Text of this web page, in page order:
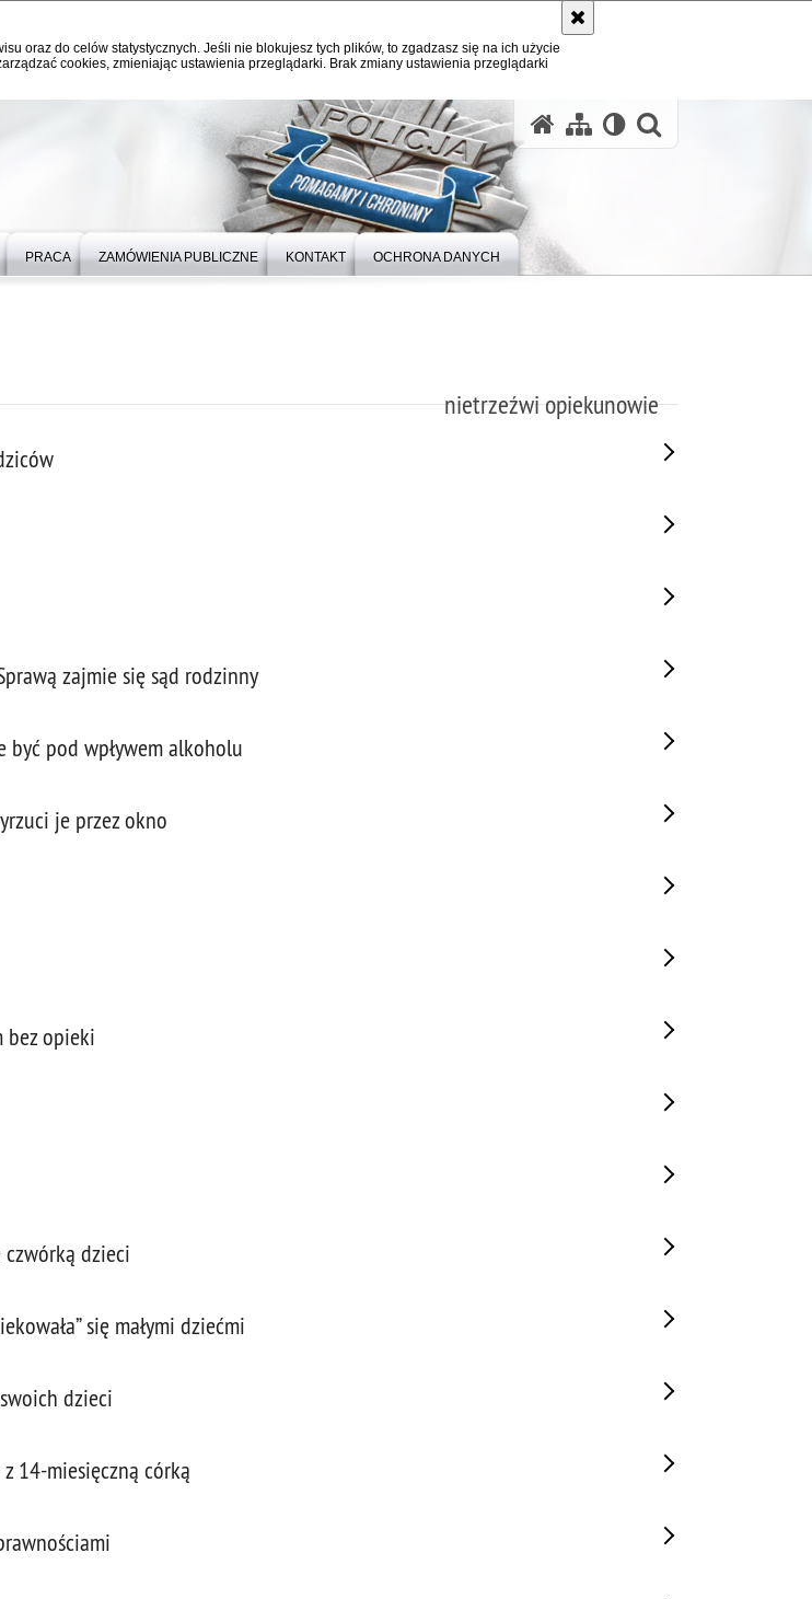
oraz do celów statystycznych. Jeśli nie blokujesz tych plików, to zgadzasz się na ich użycie
cookies, zmieniając ustawienia przeglądarki. Brak zmiany ustawienia przeglądarki
PRACA ZAMÓWIENIA PUBLICZNE KONTAKT OCHRONA DANYCH
nietrzeźwi opiekunowie
zajmie się sąd rodzinny
być pod wpływem alkoholu
je przez okno
bez opieki
dzieci
się małymi dziećmi
dzieci
14-miesięczną córką